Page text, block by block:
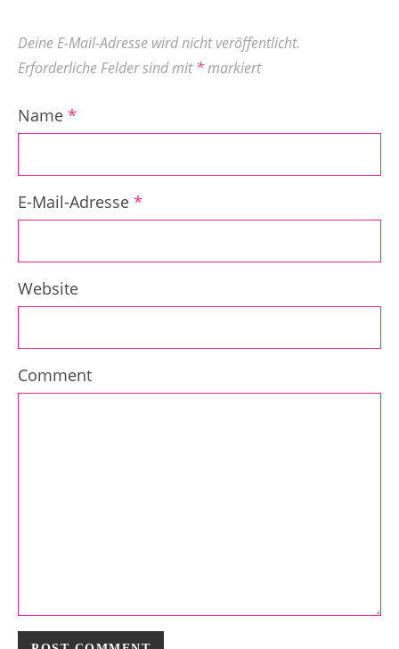
Deine E-Mail-Adresse wird nicht veröffentlicht.
Erforderliche Felder sind mit*markiert
Name *
E-Mail-Adresse *
Website
Comment